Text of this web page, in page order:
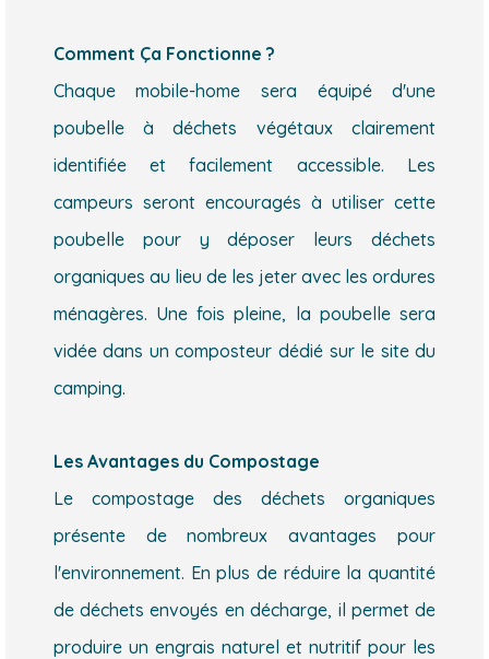
Comment Ça Fonctionne ?
Chaque mobile-home sera équipé d'une
poubelle à déchets végétaux clairement
identifiée et facilement accessible. Les
campeurs seront encouragés à utiliser cette
poubelle pour y déposer leurs déchets
organiques au lieu de les jeter avec les ordures
ménagères. Une fois pleine, la poubelle sera
vidée dans un composteur dédié sur le site du
camping.
Les Avantages du Compostage
Le compostage des déchets organiques
présente de nombreux avantages pour
l'environnement. En plus de réduire la quantité
de déchets envoyés en décharge, il permet de
produire un engrais naturel et nutritif pour les